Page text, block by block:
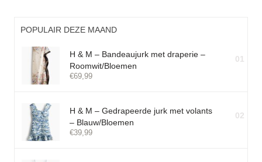
POPULAIR DEZE MAAND
H & M – Bandeaujurk met draperie –
Roomwit/Bloemen
€69,99
01
H & M – Gedrapeerde jurk met volants
– Blauw/Bloemen
€39,99
02